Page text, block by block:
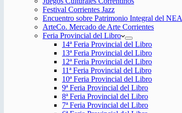
Festival Corrientes Jazz
Encuentro sobre Patrimonio Integral del NEA
ArteCo. Mercado de Arte Corrientes
Feria Provincial del Libro
14ª Feria Provincial del Libro
13ª Feria Provincial del Libro
12ª Feria Provincial del Libro
11ª Feria Provincial del Libro
10ª Feria Provincial del Libro
9ª Feria Provincial del Libro
8ª Feria Provincial del Libro
7ª Feria Provincial del Libro